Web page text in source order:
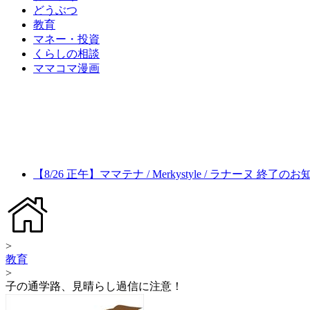
どうぶつ
教育
マネー・投資
くらしの相談
ママコマ漫画
【8/26 正午】ママテナ / Merkystyle / ラナーヌ 終了のお
>
教育
>
子の通学路、見晴らし過信に注意！